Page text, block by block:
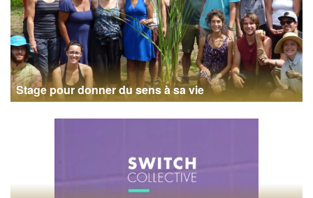
Stage pour donner du sens à sa vie